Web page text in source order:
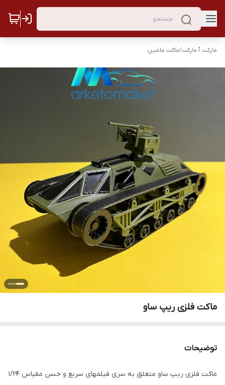
مارکت ٱ مارکت/ماکت ماشین
ماکت فلزی ریپ ساو
توضیحات
ماکت فلزی ریپ ساو متعلق به سری فیلمهای سریع و خسن مقیاس ۱/۲۴